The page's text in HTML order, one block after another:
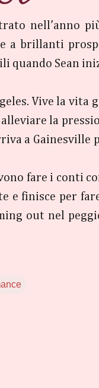
nell’anno
brillanti
Sean
Vive la
la
a
fare i conti
finisce per
out nel